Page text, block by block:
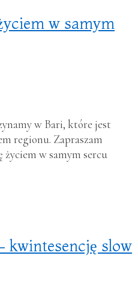
w samym
w Bari, które jest
regionu. Zapraszam
w samym sercu
kwintesencję slow